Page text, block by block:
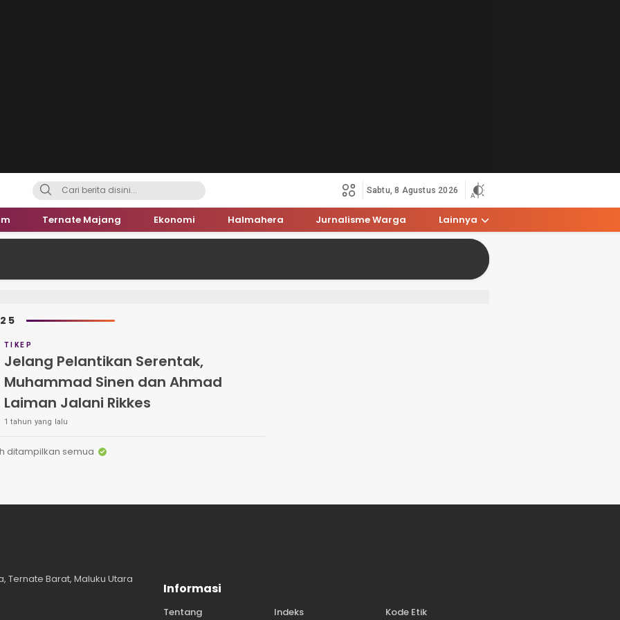
Sabtu, 8 Agustus 2026
Ternate Majang Ekonomi Halmahera Jurnalisme Warga Lainnya
TIKEP
Jelang Pelantikan Serentak,
Muhammad Sinen dan Ahmad
Laiman Jalani Rikkes
1 tahun yang lalu
ditampilkan semua
Ternate Barat, Maluku Utara
Informasi
Tentang Indeks Kode Etik